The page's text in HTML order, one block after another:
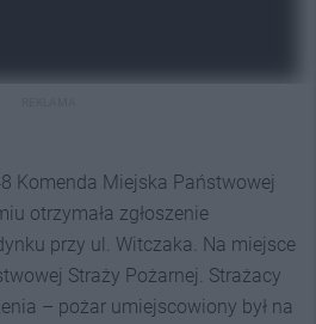
Komenda Miejska Państwowej
otrzymała zgłoszenie
przy ul. Witczaka. Na miejsce
Straży Pożarnej. Strażacy
– pożar umiejscowiony był na